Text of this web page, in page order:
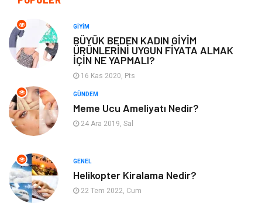
Otomotiv
Eğitim Kurumları Yapı İnşaat
Güzellik Mobilya
Bahçe Ev Maden ve Metal
Finans & Ekonomi
GIYIM
BÜYÜK BEDEN KADIN GİYİM
ÜRÜNLERİNİ UYGUN FİYATA ALMAK
İÇİN NE YAPMALI?
16 Kas 2020, Pts
GÜNDEM
Meme Ucu Ameliyatı Nedir?
24 Ara 2019, Sal
GENEL
Helikopter Kiralama Nedir?
22 Tem 2022, Cum